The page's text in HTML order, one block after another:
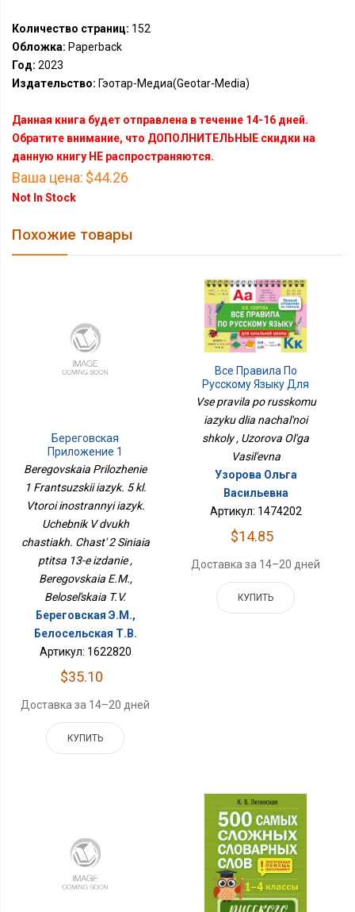
Количество страниц: 152
Обложка: Paperback
Год: 2023
Издательство: Гэотар-Медиа(Geotar-Media)
Данная книга будет отправлена в течение 14-16 дней.
Обратите внимание, что ДОПОЛНИТЕЛЬНЫЕ скидки на
данную книгу НЕ распространяются.
Ваша цена: $44.26
Not In Stock
Похожие товары
Береговская
Приложение 1
Французский Язык. 5 Кл.
Второй Иностранный
Язык. Учебник В Двух
Частях. Часть 2 Синяя
Птица 13-Е Издание
Beregovskaia Prilozhenie
1 Frantsuzskii iazyk. 5 kl.
Vtoroi inostrannyi iazyk.
Uchebnik V dvukh
chastiakh. Chast' 2 Siniaia
ptitsa 13-e izdanie ,
Beregovskaia E.M.,
Belosel'skaia T.V.
Береговская Э.М.,
Белосельская Т.В.
Артикул: 1622820
$35.10
Доставка за 14–20 дней
КУПИТЬ
Все Правила По
Русскому Языку Для
Начальной Школы
Vse pravila po russkomu
iazyku dlia nachal'noi
shkoly , Uzorova Ol'ga
Vasil'evna
Узорова Ольга
Васильевна
Артикул: 1474202
$14.85
Доставка за 14–20 дней
КУПИТЬ